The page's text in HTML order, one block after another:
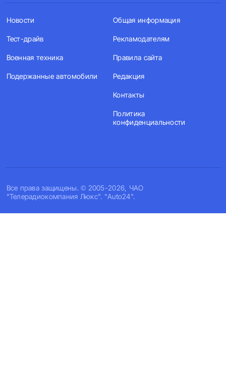
Все права защищены. © 2005-2026, ЧАО
"Телерадиокомпания Люкс". "Auto24".
Новости
Тест-драйв
Военная техника
Подержанные автомобили
Общая информация
Рекламодателям
Правила сайта
Редакция
Контакты
Политика
конфиденциальности